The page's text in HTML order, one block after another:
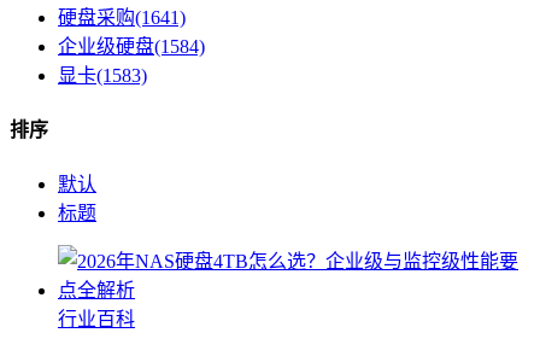
硬盘采购(1641)
企业级硬盘(1584)
显卡(1583)
排序
默认
标题
行业百科